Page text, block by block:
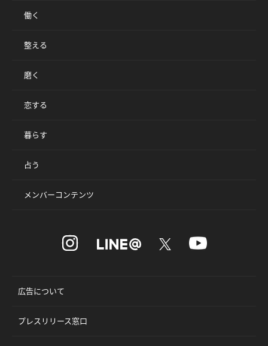
働く
整える
磨く
恋する
暮らす
占う
メンバーコンテンツ
広告について
プレスリリース窓口